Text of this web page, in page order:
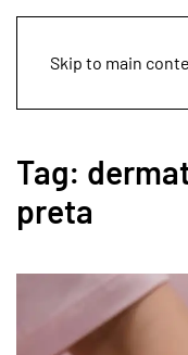
Skip to main
Tag:
preta